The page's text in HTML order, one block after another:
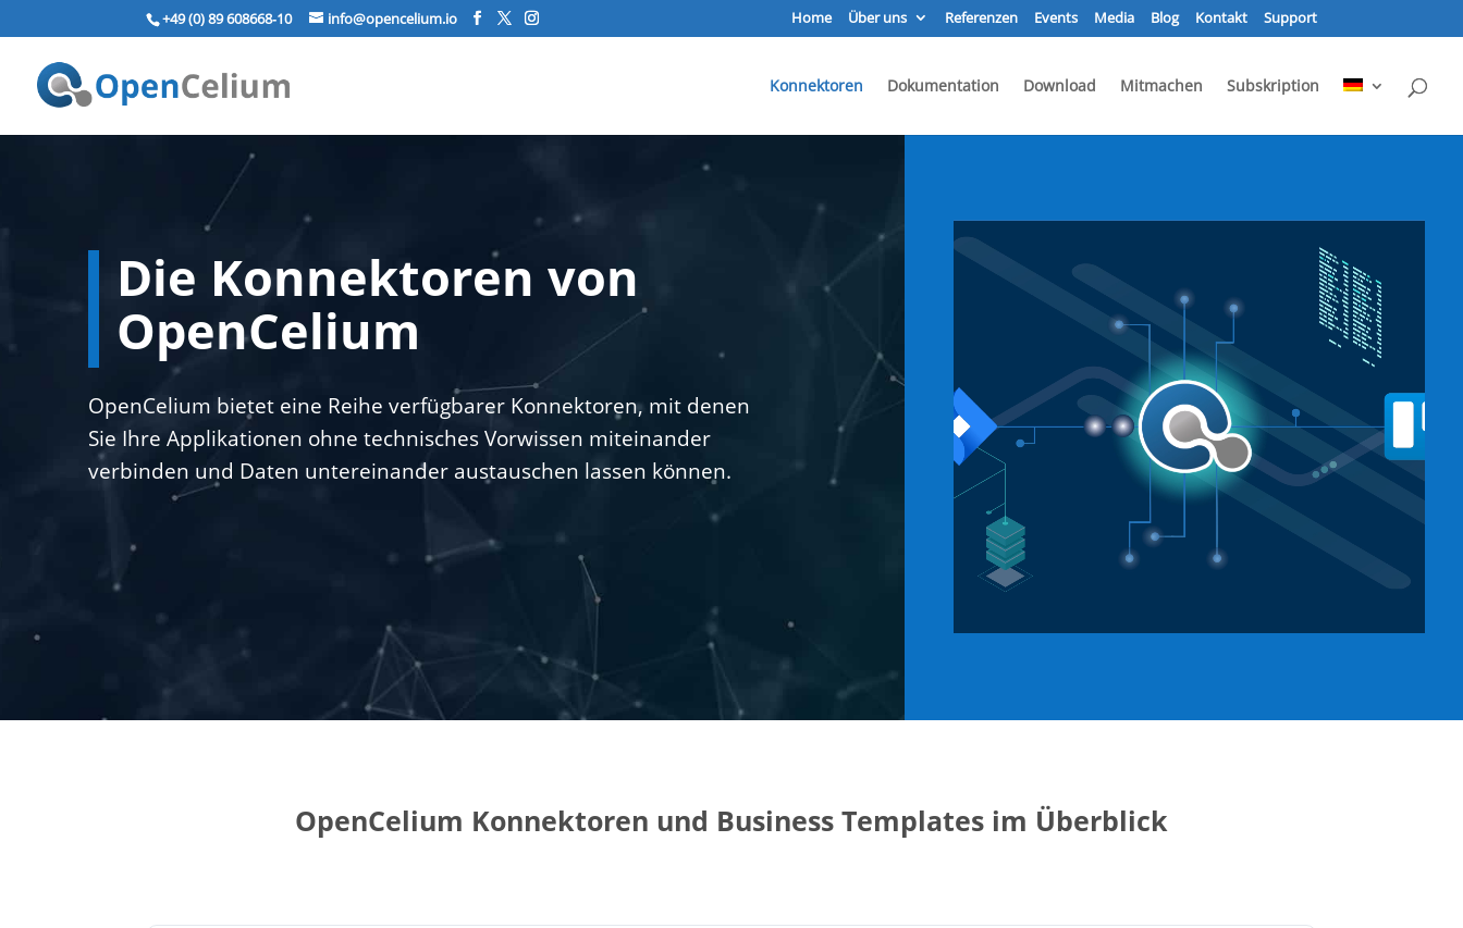
+49 (0) 89 608668‑10 info@opencelium.io Home Über uns Referenzen Events Media Blog Kontakt Support
Konnektoren Dokumentation Download Mitmachen Subskription
Die Konnektoren von
OpenCelium
OpenCelium bietet eine Reihe verfügbarer Konnektoren, mit denen
Sie Ihre Applikationen ohne technisches Vorwissen miteinander
verbinden und Daten untereinander austauschen lassen können.
Player
OpenCelium Konnektoren und Business Templates im Überblick